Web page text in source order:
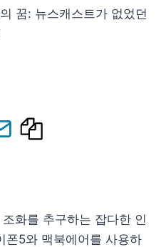
꿈: 뉴스캐스트가 없었던
화를 추구하는 잡다한 인
폰5와 맥북에어를 사용하